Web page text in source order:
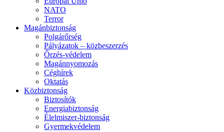
NATO
Terror
Magánbiztonság
Polgárőrség
Pályázatok – közbeszerzés
Őrzés-védelem
Magánnyomozás
Céghírek
Oktatás
Közbiztonság
Biztosítók
Energiabiztonság
Élelmiszer-biztonság
Gyermekvédelem